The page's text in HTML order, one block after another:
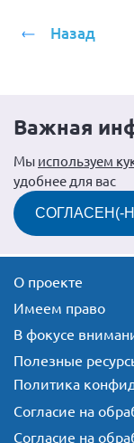
Назад
Важная
Мы используем
удобнее для вас
СОГЛАСЕН(-
О проекте
Имеем право
В фокусе
Полезные
Политика
Согласие на
Согласие на